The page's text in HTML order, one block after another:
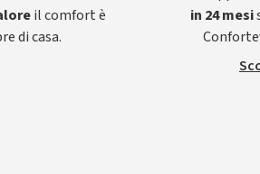
il comfort è
di casa.
in 24 mesi